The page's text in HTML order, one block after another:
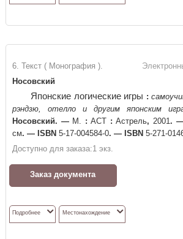
6. Текст ( Монография ).
Носовский
Японские логические игры :
рэндзю, отелло и другим японским
Носовский. —М. : АСТ : Астрель, 2001.
см. — ISBN 5-17-004584-0. — ISBN 5-271-
Доступно для заказа:1 экз.
Заказ документа
Подробнее Местонахождение